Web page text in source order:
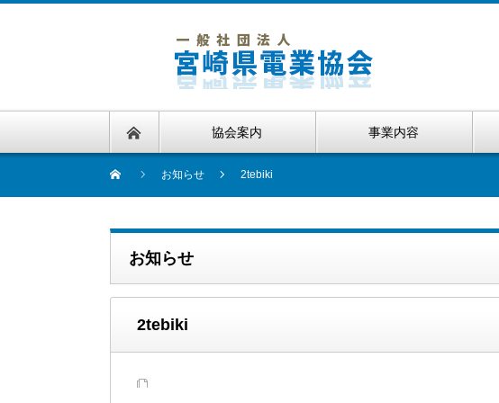
協会案内 事業内容
お知らせ 2tebiki
お知らせ
2tebiki